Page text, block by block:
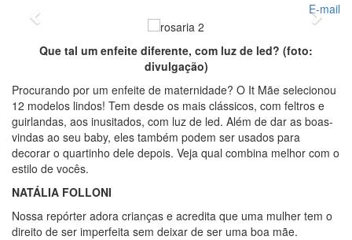
E-mail
Previous Next
Que tal um enfeite diferente, com luz de led? (foto:
divulgação)
Procurando por um enfeite de maternidade? O It Mãe selecionou
12 modelos lindos! Tem desde os mais clássicos, com feltros e
guirlandas, aos inusitados, com luz de led. Além de dar as boas-
vindas ao seu baby, eles também podem ser usados para
decorar o quartinho dele depois. Veja qual combina melhor com o
estilo de vocês.
NATÁLIA FOLLONI
Nossa repórter adora crianças e acredita que uma mulher tem o
direito de ser imperfeita sem deixar de ser uma boa mãe.